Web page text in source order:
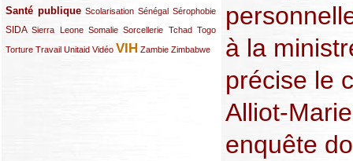
Santé publique
(59/289) Scolarisation
(9/289) Sénégal
(13/289) Sérophobie
(19/289)
SIDA
(29/289)Sierra Leone
(13/289) Somalie
(12/289) Sorcellerie
(19/289) Tchad
(10/289) Togo
(15/289)
Torture
(17/289)Travail
(21/289) Unitaid
(26/289) Vidéo
(23/289) VIH
(154/289) Zambie
(12/289) Zimbabwe
(21/289)
à la
précise le
Alliot-
enquête